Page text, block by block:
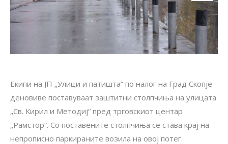
Eкипи на ЈП „Улици и патишта“ по налог на Град Скопје
деновиве поставуваат заштитни столпчиња на улицата
„Св. Кирил и Методиј“ пред трговскиот центар
„Рамстор“. Со поставените столпчиња се става крај на
непрописно паркираните возила на овој потег.